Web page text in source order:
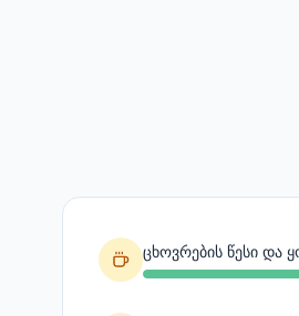
ცხოვრების წესი და